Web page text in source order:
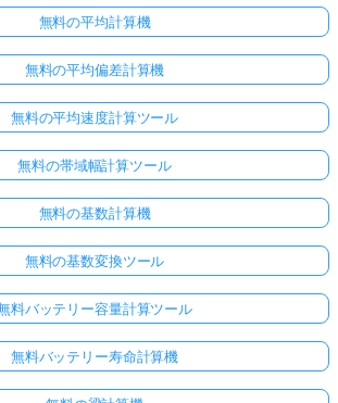
無料の平均計算機
無料の平均偏差計算機
無料の平均速度計算ツール
無料の帯域幅計算ツール
無料の基数計算機
無料の基数変換ツール
料バッテリー容量計算ツール
無料バッテリー寿命計算機